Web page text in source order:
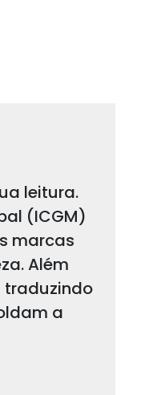
leitura.
(ICGM)
marcas
Além
traduzindo
a